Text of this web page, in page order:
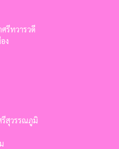
รีทวารวดี
ง
สุวรรณภูมิ